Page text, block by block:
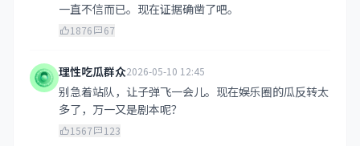
一直不信而已。现在证据确凿了吧。
1876 67
理性吃瓜群众2026-05-10 12:45
别急着站队，让子弹飞一会儿。现在娱乐圈的瓜反转太
多了，万一又是剧本呢？
1567 123